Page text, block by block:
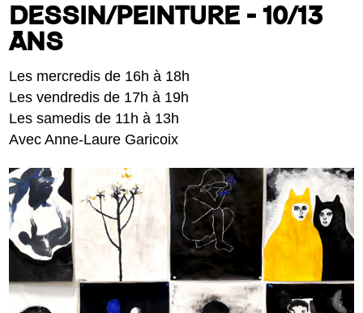
DESSIN/PEINTURE - 10/13
ANS
Les mercredis de 16h à 18h
Les vendredis de 17h à 19h
Les samedis de 11h à 13h
Avec Anne-Laure Garicoix